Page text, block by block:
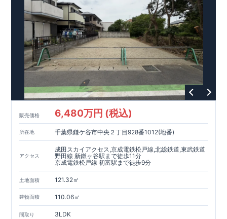
販売価格 6,480万円 (税込)
所在地 千葉県鎌ケ谷市中央２丁目928番1012(地番)
アクセス
成田スカイアクセス,京成電鉄松戸線,北総鉄道,東武鉄道
野田線 新鎌ヶ谷駅まで徒歩11分
京成電鉄松戸線 初富駅まで徒歩9分
土地面積 121.32㎡
建物面積 110.06㎡
間取り 3LDK